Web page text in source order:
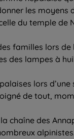
les moyens
du temple de
familles lors de
des lampes à
lors
de tout,
chaîne des